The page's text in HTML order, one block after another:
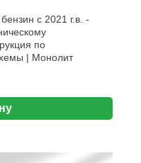
с 2021 г.в. -
по
| Монолит